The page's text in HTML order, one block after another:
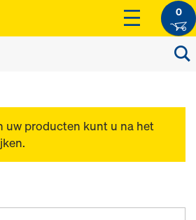
0
uw producten kunt u na het